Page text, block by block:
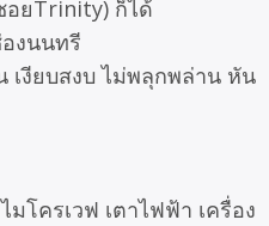
ยTrinity) ก็ได้
งนนทรี
เงียบสงบ ไม่พลุกพล่าน หัน
มโครเวฟ เตาไฟฟ้า เครื่อง